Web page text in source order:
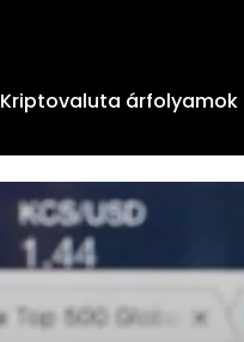
Kriptovaluta árfolyamok